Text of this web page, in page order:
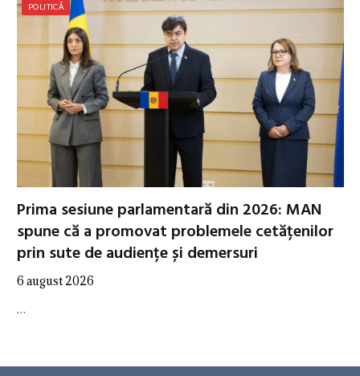
POLITICĂ
Prima sesiune parlamentară din 2026: MAN
spune că a promovat problemele cetățenilor
prin sute de audiențe și demersuri
6 august 2026
…